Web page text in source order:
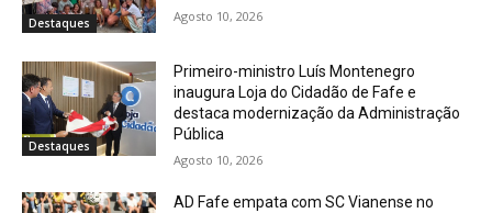
Destaques Agosto 10, 2026
Destaques
Primeiro-ministro Luís Montenegro
inaugura Loja do Cidadão de Fafe e
destaca modernização da Administração
Pública
Agosto 10, 2026
AD Fafe empata com SC Vianense no